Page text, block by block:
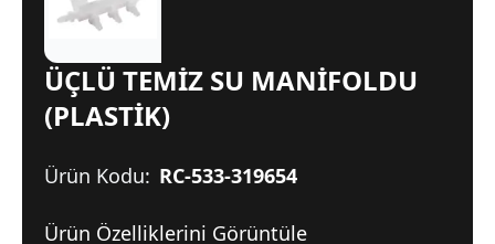
ÜÇLÜ TEMİZ SU MANİFOLDU
(PLASTİK)
Ürün Kodu: RC-533-319654
Ürün Özelliklerini Görüntüle